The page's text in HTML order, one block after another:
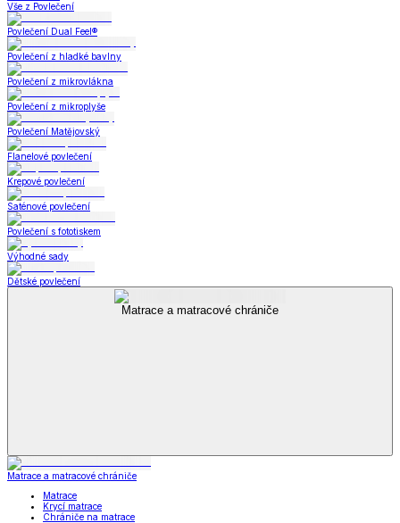
Vše z Povlečení
Povlečení Dual Feel®
Povlečení z hladké bavlny
Povlečení z mikrovlákna
Povlečení z mikroplyše
Povlečení Matějovský
Flanelové povlečení
Krepové povlečení
Saténové povlečení
Povlečení s fototiskem
Výhodné sady
Dětské povlečení
Matrace a matracové chrániče
Matrace a matracové chrániče
Matrace
Krycí matrace
Chrániče na matrace